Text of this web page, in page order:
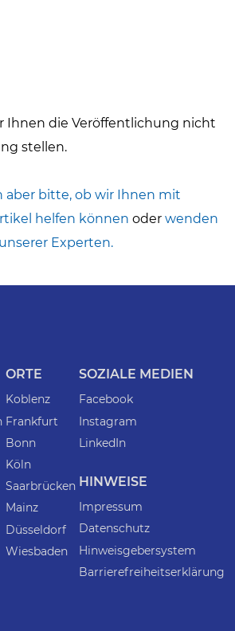
Ihnen die Veröffentlichung nicht
stellen.
aber bitte, ob wir Ihnen mit
helfen können oderwenden
Experten.
ORTE
Koblenz
Frankfurt
Bonn
Köln
Saarbrücken
Mainz
Düsseldorf
Wiesbaden
SOZIALE MEDIEN
Facebook
Instagram
LinkedIn
HINWEISE
Impressum
Datenschutz
Hinweisgebersystem
Barrierefreiheitserklärung